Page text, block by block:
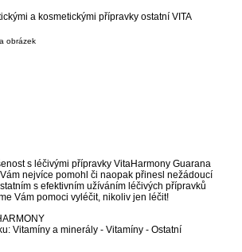
a kosmetickými přípravky ostatní VITA
obrázek
s léčivými přípravky VitaHarmony Guarana
nejvíce pomohl či naopak přinesl nežádoucí
s efektivním užíváním léčivých přípravků
Vám pomoci vyléčit, nikoliv jen léčit!
Vitamíny a minerály - Vitamíny - Ostatní